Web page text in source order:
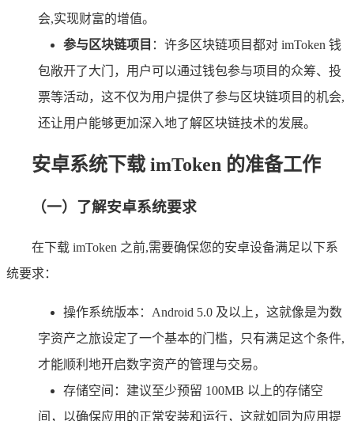
会,实现财富的增值。
参与区块链项目 ：许多区块链项目都对 imToken 钱
包敞开了大门，用户可以通过钱包参与项目的众筹、投
票等活动，这不仅为用户提供了参与区块链项目的机会,
还让用户能够更加深入地了解区块链技术的发展。
安卓系统下载 imToken 的准备工作
（一）了解安卓系统要求
在下载 imToken 之前,需要确保您的安卓设备满足以下系
统要求：
操作系统版本：Android 5.0 及以上，这就像是为数
字资产之旅设定了一个基本的门槛，只有满足这个条件,
才能顺利地开启数字资产的管理与交易。
存储空间：建议至少预留 100MB 以上的存储空
间，以确保应用的正常安装和运行，这就如同为应用提